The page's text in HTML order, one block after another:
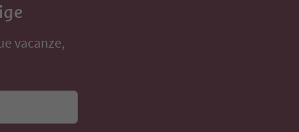
vacanze,